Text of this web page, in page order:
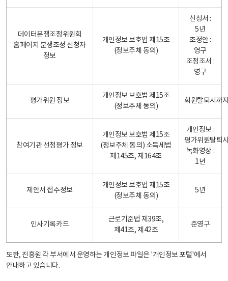
데이터분쟁조정위원회
홈페이지 분쟁조정 신청자
정보
개인정보 보호법 제15조
(정보주체 동의)
신청서 :
5년
조정안 :
영구
조정조서 :
영구
평가위원 정보
개인정보 보호법 제15조
(정보주체 동의)
회원탈퇴시까
참여기관 선정평가 정보
개인정보 보호법 제15조
(정보주체 동의) 소득세법
제145조, 제164조
개인정보 :
평가위원탈퇴
녹화영상 :
1년
제안서 접수정보
개인정보 보호법 제15조
(정보주체 동의)
5년
인사기록카드
근로기준법 제39조,
제41조, 제42조
준영구
또한, 진흥원 각 부서에서 운영하는 개인정보 파일은 '개인정보 포털'에서
안내하고 있습니다.